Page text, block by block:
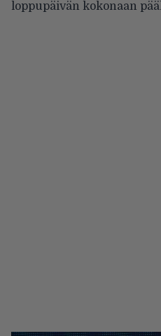
loppupäivän kokonaan